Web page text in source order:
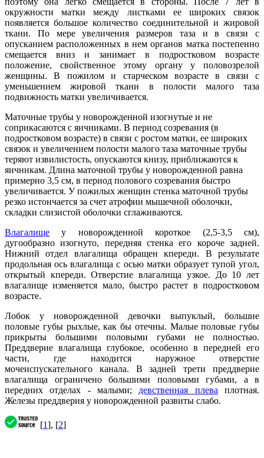
окружности матки между листками ее широких связок
появляется большое количество соединительной и жировой
ткани. По мере увеличения размеров таза и в связи с
опусканием расположенных в нем органов матка постепенно
смещается вниз и занимает в подростковом возрасте
положение, свойственное этому органу у половозрелой
женщины. В пожилом и старческом возрасте в связи с
уменьшением жировой ткани в полости малого таза
подвижность матки увеличивается.
Маточные трубы у новорожденной изогнутые и не
соприкасаются с яичниками. В период созревания (в
подростковом возрасте) в связи с ростом матки, ее широких
связок и увеличением полости малого таза маточные трубы
теряют извилистость, опускаются книзу, приближаются к
яичникам. Длина маточной трубы у новорожденной равна
примерно 3,5 см, в период полового созревания быстро
увеличивается. У пожилых женщин стенка маточной трубы
резко истончается за счет атрофии мышечной оболочки,
складки слизистой оболочки сглаживаются.
Влагалище у новорожденной короткое (2,5-3,5 см),
дугообразно изогнуто, передняя стенка его короче задней.
Нижний отдел влагалища обращен кпереди. В результате
продольная ось влагалища с осью матки образует тупой угол,
открытый кпереди. Отверстие влагалища узкое. До 10 лет
влагалище изменяется мало, быстро растет в подростковом
возрасте.
Лобок у новорожденной девочки выпуклый, большие
половые губы рыхлые, как бы отечны. Малые половые губы
прикрыты большими половыми губами не полностью.
Преддверие влагалища глубокое, особенно в передней его
части, где находится наружное отверстие
мочеиспускательного канала. В задней трети преддверие
влагалища ограничено большими половыми губами, а в
передних отделах - малыми; девственная плева плотная.
Железы преддверия у новорожденной развиты слабо.
[1], [2]